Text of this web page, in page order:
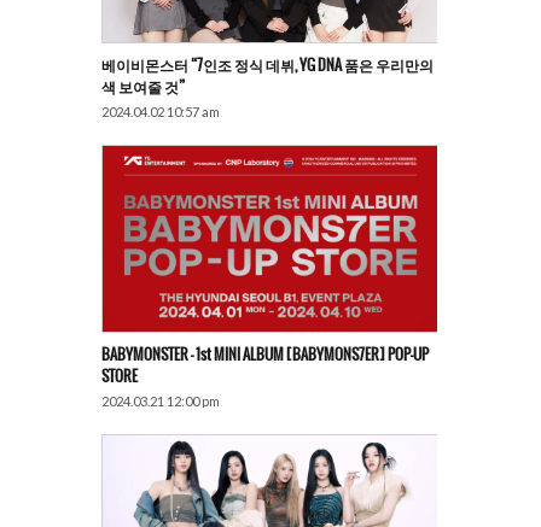
베이비몬스터 “7인조 정식 데뷔, YG DNA 품은 우리만의
색 보여줄 것”
2024.04.02 10:57 am
BABYMONSTER – 1st MINI ALBUM [BABYMONS7ER] POP-UP
STORE
2024.03.21 12:00 pm